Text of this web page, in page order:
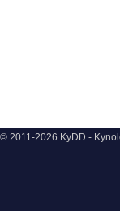
© 2011-2026 KyDD -